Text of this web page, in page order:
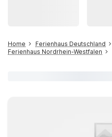
Home
Ferienhaus Deutschland
Ferienhaus Nordrhein-Westfalen